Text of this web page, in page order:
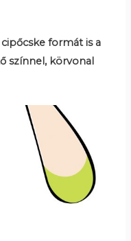
formát is a
színnel, körvonal